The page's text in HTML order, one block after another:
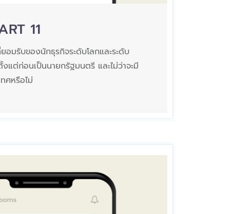
11
มรับของนักธุรกิจระดับโลกและระดับ
แต่ก่อนเป็นนายกรัฐมนตรี และไม่ว่าจะมี
ศหรือไม่